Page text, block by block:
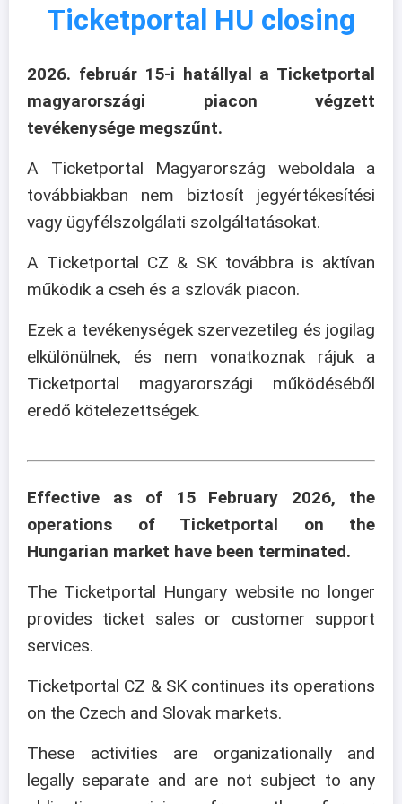
Ticketportal HU closing
2026. február 15-i hatállyal a Ticketportal
magyarországi piacon végzett
tevékenysége megszűnt.
A Ticketportal Magyarország weboldala a
továbbiakban nem biztosít jegyértékesítési
vagy ügyfélszolgálati szolgáltatásokat.
A Ticketportal CZ & SK továbbra is aktívan
működik a cseh és a szlovák piacon.
Ezek a tevékenységek szervezetileg és jogilag
elkülönülnek, és nem vonatkoznak rájuk a
Ticketportal magyarországi működéséből
eredő kötelezettségek.
Effective as of 15 February 2026, the
operations of Ticketportal on the
Hungarian market have been terminated.
The Ticketportal Hungary website no longer
provides ticket sales or customer support
services.
Ticketportal CZ & SK continues its operations
on the Czech and Slovak markets.
These activities are organizationally and
legally separate and are not subject to any